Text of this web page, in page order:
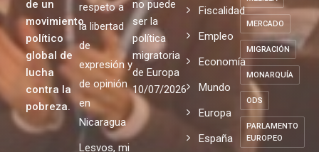
de un
movimiento
político
global de
lucha
contra la
pobreza.
respeto a
la libertad
de
expresión y
de opinión
en
Nicaragua
Lesvos, mi
no puede
ser la
política
migratoria
de Europa
10/07/2026
Fiscalidad
Empleo
Economía
Mundo
Europa
España
MERCADO
MIGRACIÓN
MONARQUÍA
ODS
PARLAMENTO
EUROPEO